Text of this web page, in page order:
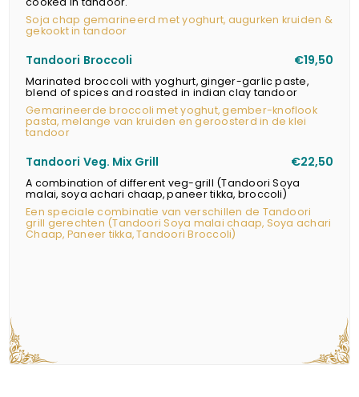
Soja chap gemarineerd met yoghurt, augurken kruiden &
gekookt in tandoor
Tandoori Broccoli €19,50
Marinated broccoli with yoghurt, ginger-garlic paste,
blend of spices and roasted in indian clay tandoor
Gemarineerde broccoli met yoghut, gember-knoflook
pasta, melange van kruiden en geroosterd in de klei
tandoor
Tandoori Veg. Mix Grill €22,50
A combination of different veg-grill (Tandoori Soya
malai, soya achari chaap, paneer tikka, broccoli)
Een speciale combinatie van verschillen de Tandoori
grill gerechten (Tandoori Soya malai chaap, Soya achari
Chaap, Paneer tikka, Tandoori Broccoli)